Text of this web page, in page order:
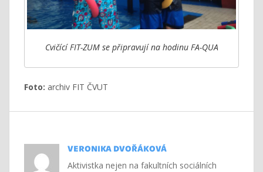
Cvičící FIT-ZUM se připravují na hodinu FA-QUA
Foto: archiv FIT ČVUT
VERONIKA DVOŘÁKOVÁ
Aktivistka nejen na fakultních sociálních